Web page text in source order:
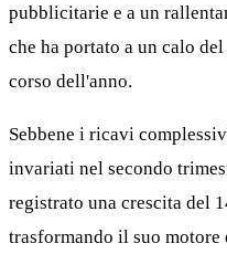
pubblicitarie e a un
che ha portato a un calo
corso dell'anno.
Sebbene i ricavi
invariati nel secondo
registrato una crescita del
trasformando il suo